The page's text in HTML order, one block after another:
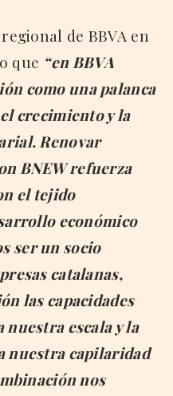
de BBVA en
que “en BBVA
como una palanca
crecimiento y la
Renovar
BNEW refuerza
el tejido
económico
ser un socio
catalanas,
las capacidades
nuestra escala y la
nuestra capilaridad
nos